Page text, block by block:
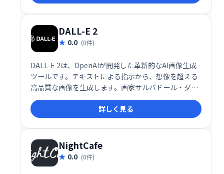
DALL-E 2
0.0 (0件)
DALL-E 2は、OpenAIが開発した革新的なAI画像生成
ツールです。テキストによる指示から、想像を超える
高品質な画像を生成します。画家サルバドール・ダリ
と映画監督ウォルト・ディズニーから名前を取った
DALL-E 2は、創造性を刺激し、新たな表現の可能性を
切り開きます。
詳しく見る
NightCafe
0.0 (0件)